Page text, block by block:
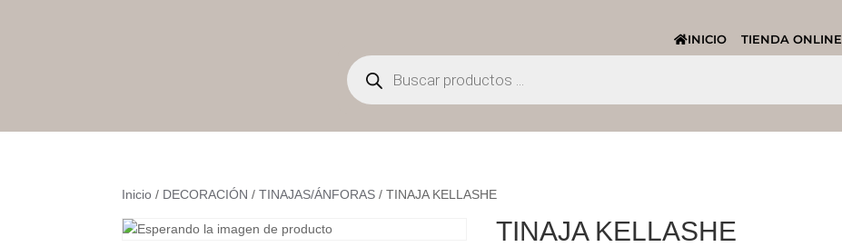
INICIO TIENDA ONLINE
Búsqueda
de
productos
Inicio / DECORACIÓN /TINAJAS/ÁNFORAS / TINAJA KELLASHE
TINAJA KELLASHE